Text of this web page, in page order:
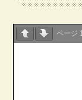
ページ 1